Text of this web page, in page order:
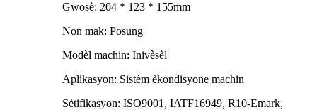
Gwosè: 204 * 123 * 155mm
Non mak: Posung
Modèl machin: Inivèsèl
Aplikasyon: Sistèm èkondisyone machin
Sètifikasyon: ISO9001, IATF16949, R10-Emark,